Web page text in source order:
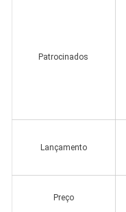
Patrocinados
Lançamento
Preço